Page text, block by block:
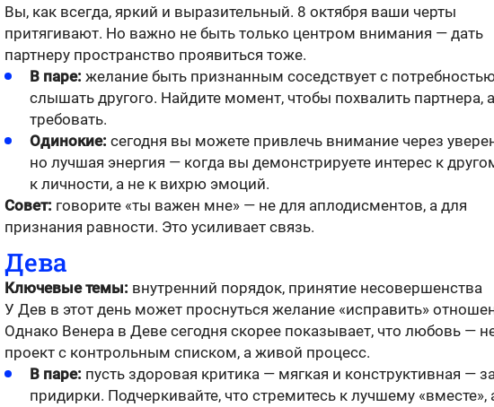
Вы, как всегда, яркий и выразительный. 8 октября ваши черты
притягивают. Но важно не быть только центром внимания — дать
партнеру пространство проявиться тоже.
В паре: желание быть признанным соседствует с
слышать другого. Найдите момент, чтобы похвалить партнера,
требовать.
Одинокие: сегодня вы можете привлечь внимание через
но лучшая энергия — когда вы демонстрируете интерес к
к личности, а не к вихрю эмоций.
Совет: говорите «ты важен мне» — не для аплодисментов, а для
признания равности. Это усиливает связь.
Дева
Ключевые темы: внутренний порядок, принятие несовершенства
У Дев в этот день может проснуться желание «исправить»
Однако Венера в Деве сегодня скорее показывает, что любовь —
проект с контрольным списком, а живой процесс.
В паре: пусть здоровая критика — мягкая и конструктивная —
придирки. Подчеркивайте, что стремитесь к лучшему «вместе»,